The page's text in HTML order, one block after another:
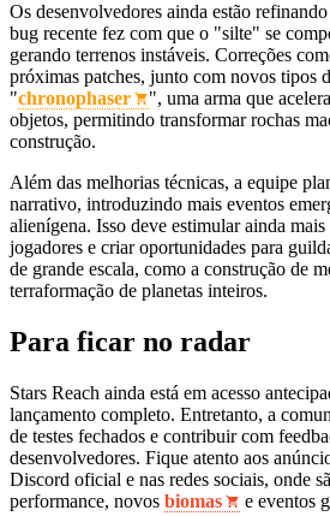
Os desenvolvedores ainda estão
bug recente fez com que o "silte" se
gerando terrenos instáveis. Correções
próximas patches, junto com novos tipos
"chronophaser
", uma arma que
objetos, permitindo transformar rochas
construção.
Além das melhorias técnicas, a equipe
narrativo, introduzindo mais eventos
alienígena. Isso deve estimular ainda
jogadores e criar oportunidades para
de grande escala, como a construção de
terraformação de planetas inteiros.
Para ficar no radar
Stars Reach ainda está em acesso
lançamento completo. Entretanto, a
de testes fechados e contribuir com
desenvolvedores. Fique atento aos
Discord oficial e nas redes sociais, onde
performance, novos biomas
e eventos